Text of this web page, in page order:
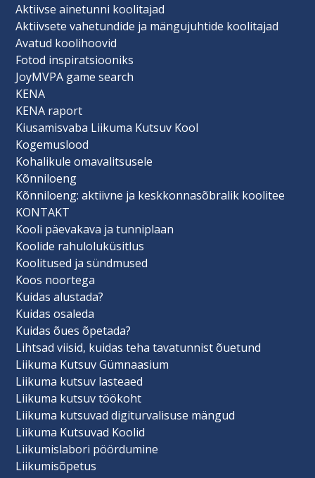
Aktiivse ainetunni koolitajad
Aktiivsete vahetundide ja mängujuhtide koolitajad
Avatud koolihoovid
Fotod inspiratsiooniks
JoyMVPA game search
KENA
KENA raport
Kiusamisvaba Liikuma Kutsuv Kool
Kogemuslood
Kohalikule omavalitsusele
Kõnniloeng
Kõnniloeng: aktiivne ja keskkonnasõbralik koolitee
KONTAKT
Kooli päevakava ja tunniplaan
Koolide rahuloluküsitlus
Koolitused ja sündmused
Koos noortega
Kuidas alustada?
Kuidas osaleda
Kuidas õues õpetada?
Lihtsad viisid, kuidas teha tavatunnist õuetund
Liikuma Kutsuv Gümnaasium
Liikuma kutsuv lasteaed
Liikuma kutsuv töökoht
Liikuma kutsuvad digiturvalisuse mängud
Liikuma Kutsuvad Koolid
Liikumislabori pöördumine
Liikumisõpetus